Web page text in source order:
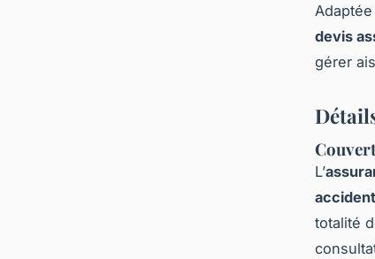
devis
gérer
L’
totalité